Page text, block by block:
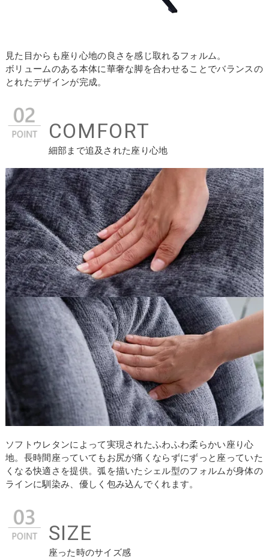
見た目からも座り心地の良さを感じ取れるフォルム。
ボリュームのある本体に華奢な脚を合わせることでバランスの
とれたデザインが完成。
COMFORT
細部まで追及された座り心地
ソフトウレタンによって実現されたふわふわ柔らかい座り心
地。長時間座っていてもお尻が痛くならずにずっと座っていた
くなる快適さを提供。弧を描いたシェル型のフォルムが身体の
ラインに馴染み、優しく包み込んでくれます。
SIZE
座った時のサイズ感